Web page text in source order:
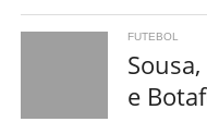
FUTEBOL
e